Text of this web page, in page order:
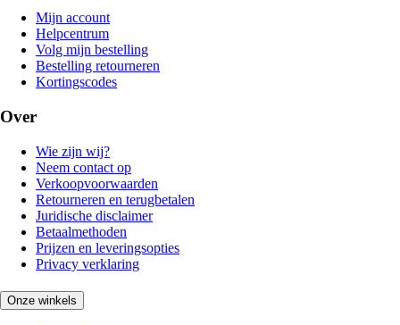
Mijn account
Helpcentrum
Volg mijn bestelling
Bestelling retourneren
Kortingscodes
Over
Wie zijn wij?
Neem contact op
Verkoopvoorwaarden
Retourneren en terugbetalen
Juridische disclaimer
Betaalmethoden
Prijzen en leveringsopties
Privacy verklaring
Onze winkels